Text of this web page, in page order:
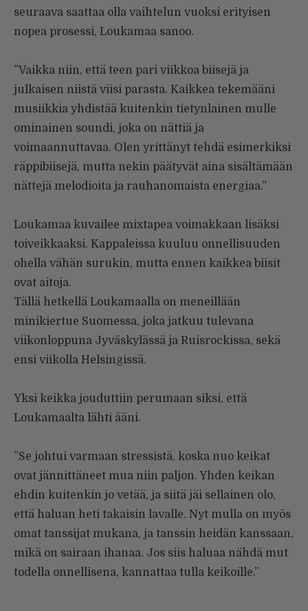
seuraava saattaa olla vaihtelun vuoksi erityisen
nopea prosessi, Loukamaa sanoo.
”Vaikka niin, että teen pari viikkoa biisejä ja
julkaisen niistä viisi parasta. Kaikkea tekemääni
musiikkia yhdistää kuitenkin tietynlainen mulle
ominainen soundi, joka on nättiä ja
voimaannuttavaa. Olen yrittänyt tehdä esimerkiksi
räppibiisejä, mutta nekin päätyvät aina sisältämään
nättejä melodioita ja rauhanomaista energiaa.”
Loukamaa kuvailee mixtapea voimakkaan lisäksi
toiveikkaaksi. Kappaleissa kuuluu onnellisuuden
ohella vähän surukin, mutta ennen kaikkea biisit
ovat aitoja.
Tällä hetkellä Loukamaalla on meneillään
minikiertue Suomessa, joka jatkuu tulevana
viikonloppuna Jyväskylässä ja Ruisrockissa, sekä
ensi viikolla Helsingissä.
Yksi keikka jouduttiin perumaan siksi, että
Loukamaalta lähti ääni.
”Se johtui varmaan stressistä, koska nuo keikat
ovat jännittäneet mua niin paljon. Yhden keikan
ehdin kuitenkin jo vetää, ja siitä jäi sellainen olo,
että haluan heti takaisin lavalle. Nyt mulla on myös
omat tanssijat mukana, ja tanssin heidän kanssaan,
mikä on sairaan ihanaa. Jos siis haluaa nähdä mut
todella onnellisena, kannattaa tulla keikoille.”